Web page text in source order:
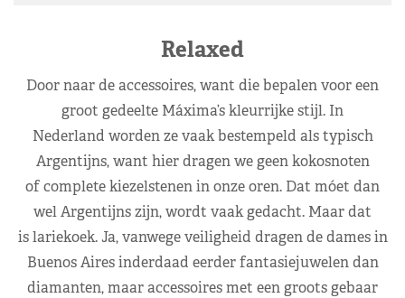
Relaxed
Door naar de accessoires, want die bepalen voor een
groot gedeelte Máxima’s kleurrijke stijl. In
Nederland worden ze vaak bestempeld als typisch
Argentijns, want hier dragen we geen kokosnoten
of complete kiezelstenen in onze oren. Dat móet dan
wel Argentijns zijn, wordt vaak gedacht. Maar dat
is lariekoek. Ja, vanwege veiligheid dragen de dames in
Buenos Aires inderdaad eerder fantasiejuwelen dan
diamanten, maar accessoires met een groots gebaar